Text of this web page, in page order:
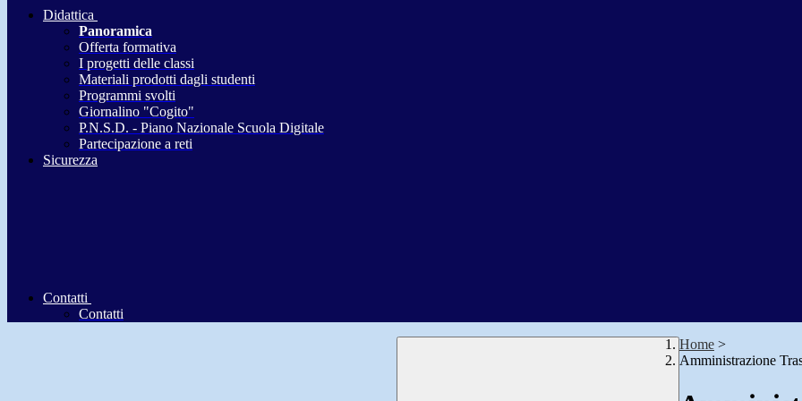
Didattica
Panoramica
Offerta formativa
I progetti delle classi
Materiali prodotti dagli studenti
Programmi svolti
Giornalino "Cogito"
P.N.S.D. - Piano Nazionale Scuola Digitale
Partecipazione a reti
Sicurezza
Contatti
Contatti
Home >
Amministrazione